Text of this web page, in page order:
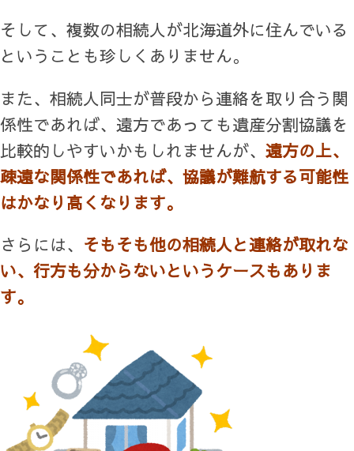
そして、複数の相続人が北海道外に住んでいる
ということも珍しくありません。
また、相続人同士が普段から連絡を取り合う関
係性であれば、遠方であっても遺産分割協議を
比較的しやすいかもしれませんが、 遠方の上、
疎遠な関係性であれば、協議が難航する可能性
はかなり高くなります。
さらには、 そもそも他の相続人と連絡が取れな
い、行方も分からないというケースもありま
す。